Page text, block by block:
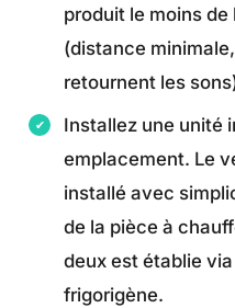
produit le moins
(distance
retournent les
Installez une unité
emplacement. Le
installé avec
de la pièce à
deux est établie
frigorigène.